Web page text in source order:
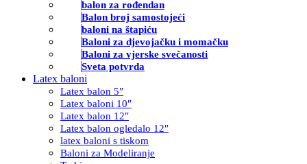
balon za rođendan
Balon broj samostojeći
baloni na štapiću
Baloni za djevojačku i momačku
Baloni za vjerske svečanosti
Sveta potvrda
Latex baloni
Latex balon 5″
Latex baloni 10″
Latex balon 12″
Latex balon ogledalo 12″
latex baloni s tiskom
Baloni za Modeliranje